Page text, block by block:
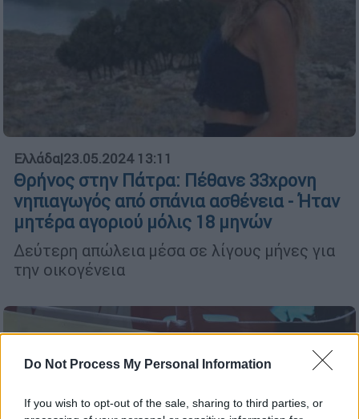
Do Not Process My Personal Information
If you wish to opt-out of the sale, sharing to third parties, or
Ελλάδα|23.05.2024 13:11
Θρήνος στην Πάτρα: Πέθανε 33χρονη
νηπιαγωγός από σπάνια ασθένεια - Ήταν
μητέρα αγοριού μόλις 18 μηνών
Δεύτερη απώλεια μέσα σε λίγους μήνες για
την οικογένεια